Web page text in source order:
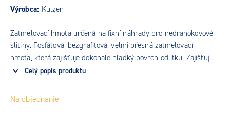
Výrobca: Kulzer
Zatmelovací hmota určená na fixní náhrady pro nedrahokovové
slitiny. Fosfátová, bezgrafitová, velmi přesná zatmelovací
hmota, která zajišťuje dokonale hladký povrch odlitku. Zajišťuje
excelentní dosed konstrukce. Je doporučena pro konvenční
Celý popis produktu
Na objednanie